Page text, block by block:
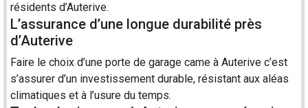
résidents d’Auterive.
L’assurance d’une longue durabilité près
d’Auterive
Faire le choix d’une porte de garage came à Auterive c’est
s’assurer d’un investissement durable, résistant aux aléas
climatiques et à l’usure du temps.